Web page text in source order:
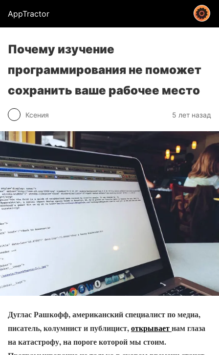
AppTractor
Почему изучение
программирования не поможет
сохранить ваше рабочее место
Ксения 5 лет назад
Дуглас Рашкофф, американский специалист по медиа,
писатель, колумнист и публицист,открываетнам глаза
на катастрофу, на пороге которой мы стоим.